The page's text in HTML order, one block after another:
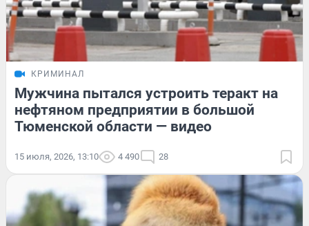
КРИМИНАЛ
Мужчина пытался устроить теракт на
нефтяном предприятии в большой
Тюменской области — видео
15 июля, 2026, 13:10 4 490 28